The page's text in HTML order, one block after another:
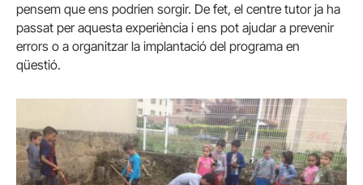
pensem que ens podrien sorgir. De fet, el centre tutor ja ha
passat per aquesta experiència i ens pot ajudar a prevenir
errors o a organitzar la implantació del programa en
qüestió.